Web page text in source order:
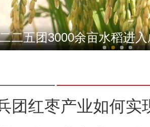
新疆昆玉市3000余亩水
二五团3000余亩水稻进
团红枣产业如何实